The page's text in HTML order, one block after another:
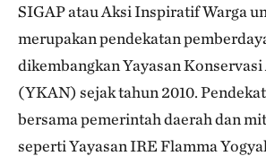
SIGAP atau Aksi Inspiratif Warga
merupakan pendekatan
dikembangkan Yayasan
(YKAN) sejak tahun 2010.
bersama pemerintah daerah dan
seperti Yayasan IRE Flamma